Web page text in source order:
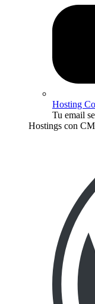
Hosting
Tu email
Hostings con